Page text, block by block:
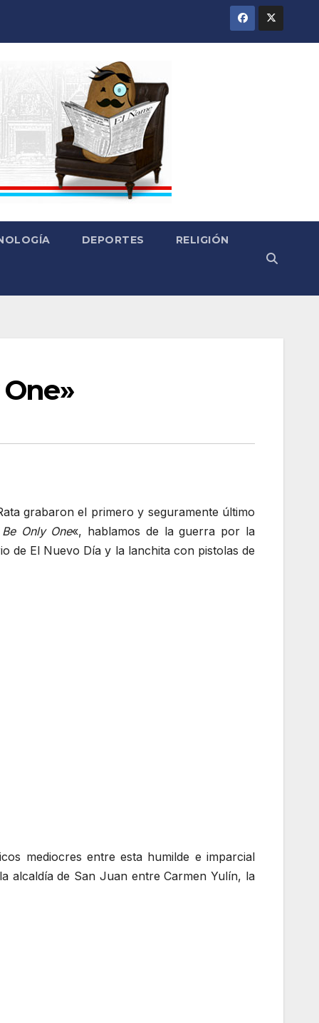
DEPORTES RELIGIÓN
grabaron el primero y seguramente último
Only One«, hablamos de la guerra por la
de El Nuevo Día y la lanchita con pistolas de
mediocres entre esta humilde e imparcial
alcaldía de San Juan entre Carmen Yulín, la